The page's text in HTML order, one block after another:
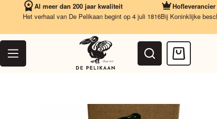
inhoud
Al meer dan 200 jaar kwaliteit
Het verhaal van De Pelikaan begint op 4 juli 1816
Hofleverancier
Bij Koninklijke